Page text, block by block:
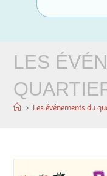
LES
> Les événements du